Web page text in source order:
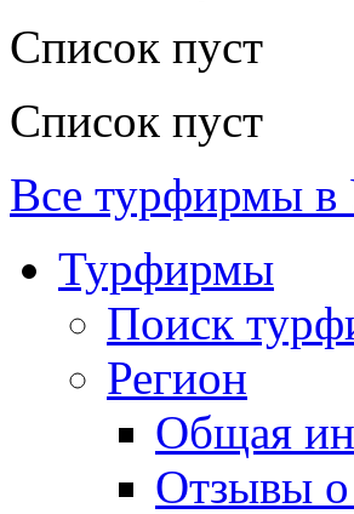
Список пуст
Список пуст
Все турфирмы в
Турфирмы
Поиск
Регион
Общая
Отзывы